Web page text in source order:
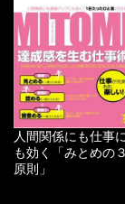
人間関係にも仕事に
も効く「みとめの３
原則」